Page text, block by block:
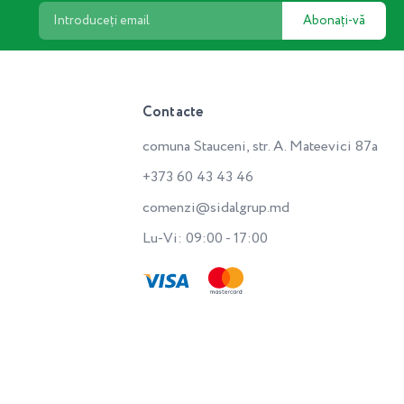
Abonați-vă
Contacte
comuna Stauceni, str. A. Mateevici 87a
+373 60 43 43 46
comenzi@sidalgrup.md
Lu-Vi: 09:00 - 17:00